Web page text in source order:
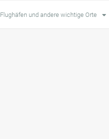
Flughäfen und andere wichtige Orte